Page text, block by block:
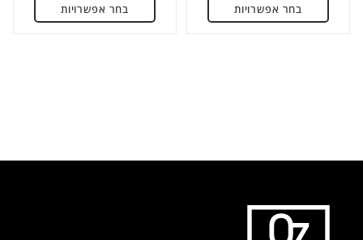
5
בחר אפשרויות
5
בחר אפשרויות